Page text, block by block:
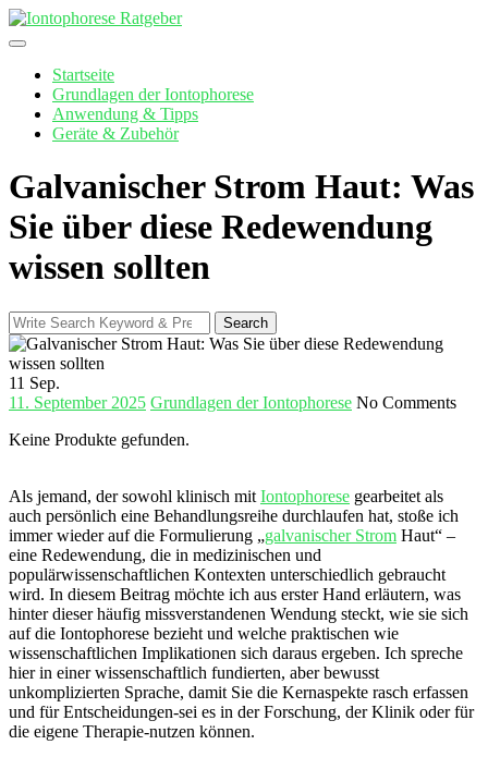
Skip
to
Startseite
Grundlagen der Iontophorese
Anwendung & Tipps
Geräte & Zubehör
Galvanischer Strom Haut: Was
Sie über diese Redewendung
wissen sollten
Search
for:
Search
11 Sep.
11. September 2025 Grundlagen der Iontophorese No Comments
Keine Produkte gefunden.
Als jemand, der sowohl klinisch mit Iontophorese gearbeitet als
auch persönlich eine Behandlungsreihe durchlaufen⁤ hat, stoße ich
immer wieder auf die Formulierung „galvanischer Strom Haut“ –
eine Redewendung, die in medizinischen und
populärwissenschaftlichen Kontexten unterschiedlich gebraucht
wird. In diesem ‌Beitrag möchte ich aus erster Hand erläutern, was
hinter dieser häufig missverstandenen Wendung steckt, wie sie sich
‍auf die Iontophorese bezieht ​und welche praktischen wie
wissenschaftlichen Implikationen sich daraus‌ ergeben. Ich spreche
hier in einer wissenschaftlich fundierten, aber bewusst
⁤unkomplizierten Sprache, damit Sie die ​Kernaspekte rasch erfassen
und für Entscheidungen-sei es ‌in​ der⁢ Forschung, der Klinik oder für
die eigene Therapie-nutzen können.